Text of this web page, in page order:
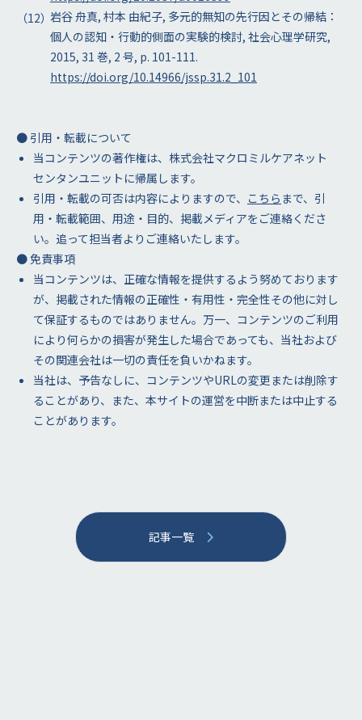
岩谷 舟真, 村本 由紀子, 多元的無知の先行因とその帰結：
個人の認知・行動的側面の実験的検討, 社会心理学研究,
2015, 31 巻, 2 号, p. 101-111.
https://doi.org/10.14966/jssp.31.2_101
● 引用・転載について
当コンテンツの著作権は、株式会社マクロミルケアネット
センタンユニットに帰属します。
引用・転載の可否は内容によりますので、 こちら まで、引
用・転載範囲、用途・目的、掲載メディアをご連絡くださ
い。追って担当者よりご連絡いたします。
● 免責事項
当コンテンツは、正確な情報を提供するよう努めております
が、掲載された情報の正確性・有用性・完全性その他に対し
て保証するものではありません。万一、コンテンツのご利用
により何らかの損害が発生した場合であっても、当社および
その関連会社は一切の責任を負いかねます。
当社は、予告なしに、コンテンツやURLの変更または削除す
ることがあり、また、本サイトの運営を中断または中止する
ことがあります。
記事一覧